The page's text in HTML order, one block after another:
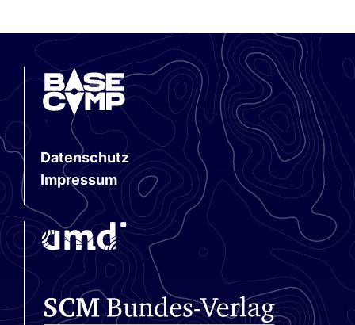
Datenschutz
Impressum